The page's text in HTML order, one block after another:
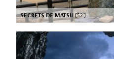
SECRETS DE MATSU[52’]